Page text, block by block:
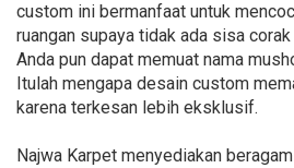
custom ini bermanfaat untuk
ruangan supaya tidak ada sisa
Anda pun dapat memuat nama
Itulah mengapa desain custom
karena terkesan lebih eksklusif.
Najwa Karpet menyediakan